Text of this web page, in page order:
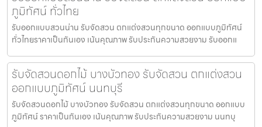
ภูมิทัศน์ ทั่วไทย
รับออกแบบสวนน่าน รับจัดสวน ตกแต่งสวนทุกขนาด ออกแบบภูมิทัศน์
ทั่วไทยราคาเป็นกันเอง เน้นคุณภาพ รับประกันความสวยงาม รับออกแ
รับจัดสวนดอกไม้ บางบัวทอง รับจัดสวน ตกแต่งสวน
ออกแบบภูมิทัศน์ นนทบุรี
รับจัดสวนดอกไม้ บางบัวทอง รับจัดสวน ตกแต่งสวนทุกขนาด ออกแบบ
ภูมิทัศน์ ราคาเป็นกันเอง เน้นคุณภาพ รับประกันความสวยงาม นนทบุ